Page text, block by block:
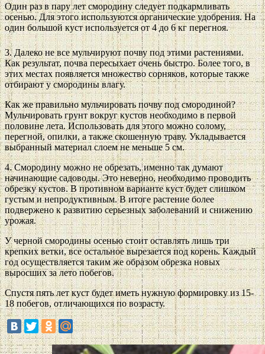
Один раз в пару лет смородину следует подкармливать
осенью. Для этого используются органические удобрения. На
один большой куст используется от 4 до 6 кг перегноя.
3. Далеко не все мульчируют почву под этими растениями.
Как результат, почва пересыхает очень быстро. Более того, в
этих местах появляется множество сорняков, которые также
отбирают у смородины влагу.
Как же правильно мульчировать почву под смородиной?
Мульчировать грунт вокруг кустов необходимо в первой
половине лета. Использовать для этого можно солому,
перегной, опилки, а также скошенную траву. Укладывается
выбранный материал слоем не меньше 5 см.
4. Смородину можно не обрезать, именно так думают
начинающие садоводы. Это неверно, необходимо проводить
обрезку кустов. В противном варианте куст будет слишком
густым и непродуктивным. В итоге растение более
подвержено к развитию серьезных заболеваний и снижению
урожая.
У черной смородины осенью стоит оставлять лишь три
крепких ветки, все остальное вырезается под корень. Каждый
год осуществляется таким же образом обрезка новых
выросших за лето побегов.
Спустя пять лет куст будет иметь нужную формировку из 15-
18 побегов, отличающихся по возрасту.